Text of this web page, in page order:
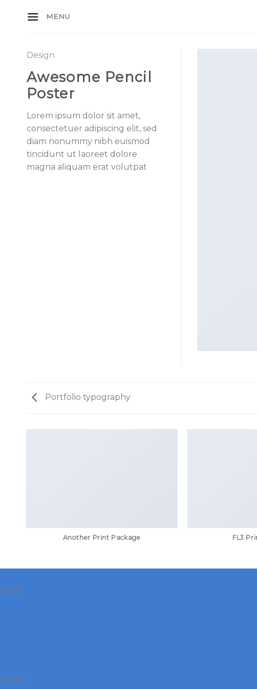
MENU
Design
Awesome Pencil
Poster
Lorem ipsum dolor sit amet,
consectetuer adipiscing elit, sed
diam nonummy nibh euismod
tincidunt ut laoreet dolore
magna aliquam erat volutpat
Portfolio typography
Another Print Package FL3
[text]
[/text]